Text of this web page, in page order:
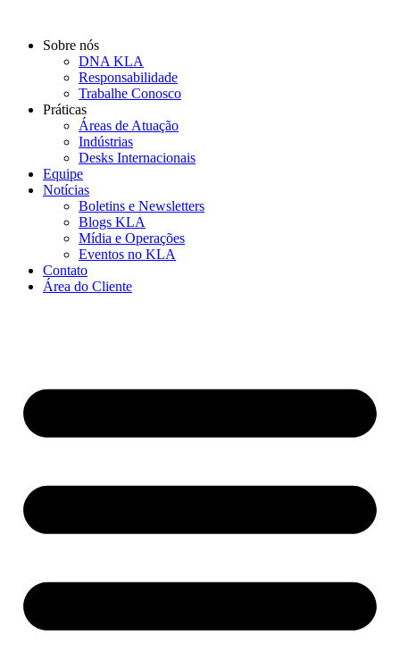
Sobre nós
DNA KLA
Responsabilidade
Trabalhe Conosco
Práticas
Áreas de Atuação
Indústrias
Desks Internacionais
Equipe
Notícias
Boletins e Newsletters
Blogs KLA
Mídia e Operações
Eventos no KLA
Contato
Área do Cliente